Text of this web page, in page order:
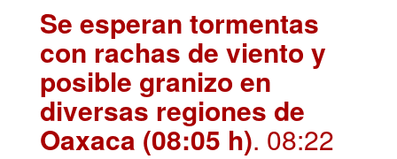
Se esperan tormentas
con rachas de viento y
posible granizo en
diversas regiones de
Oaxaca (08:05 h). 08:22